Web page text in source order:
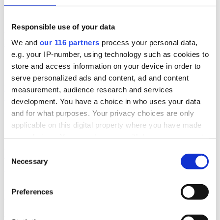
Responsible use of your data
We and our 116 partners process your personal data,
e.g. your IP-number, using technology such as cookies to
store and access information on your device in order to
serve personalized ads and content, ad and content
measurement, audience research and services
development. You have a choice in who uses your data
and for what purposes. Your privacy choices are only
applicable on this digital property where you have made
the Privacy trigger icon.
Find out more about how your personal data is processed
and set your preferences in the
Selection
Necessary
Preferences
2026-05-25, 08:19
Saab nämndes 36 000 gånger på tolv
marknader
Under 2025 nämndes försvarskoncernen Saab närmare 36 000
gånger på sina tolv nyckelmarknader. Och nästan allt som skrevs var
positivt. Men Saabs presschef Mattias Rådström tycker inte att det
handlar om ett självspelande piano, och nu dyker tusentals filmer om
Saabs produkter upp, producerade av ai med okända syften.
Casemedier
Lundsbergs-chefen varslar föräldrar om
SVT-granskning
I ett brev till föräldrarna flaggar Lundsbergs chef för den granskning
som SVT har gjort av privatskolan.